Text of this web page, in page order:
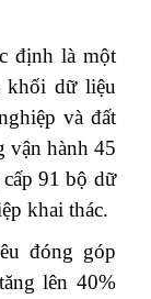
định là một
khối dữ liệu
và đất
vận hành 45
91 bộ dữ
khai thác.
đóng góp
lên 40%